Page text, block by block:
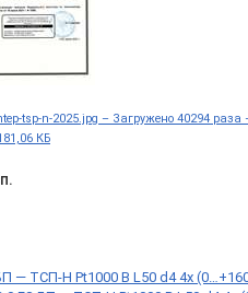
tsp-n-2025.jpg – Загружено 40294 раза
КБ